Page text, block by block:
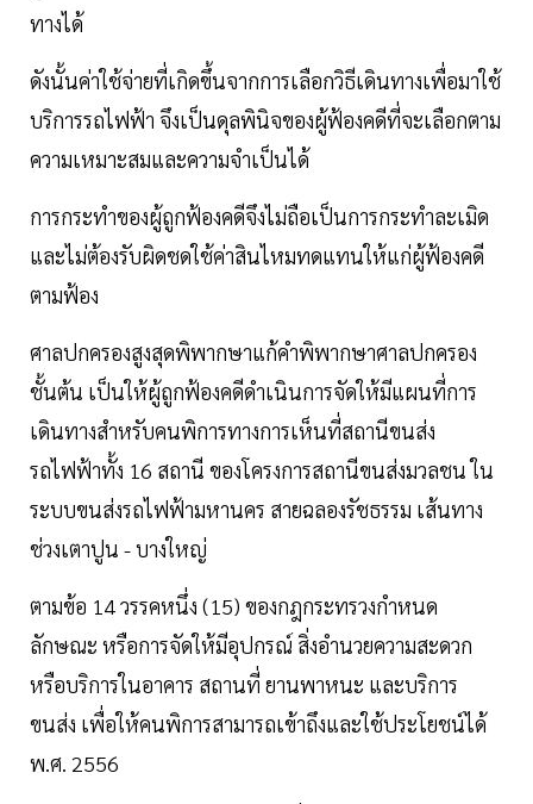
ทางได้
ดังนั้นค่าใช้จ่ายที่เกิดขึ้นจากการเลือกวิธีเดินทางเพื่อมาใช้
บริการรถไฟฟ้า จึงเป็นดุลพินิจของผู้ฟ้องคดีที่จะเลือกตาม
ความเหมาะสมและความจำเป็นได้
การกระทำของผู้ถูกฟ้องคดีจึงไม่ถือเป็นการกระทำละเมิด
และไม่ต้องรับผิดชดใช้ค่าสินไหมทดแทนให้แก่ผู้ฟ้องคดี
ตามฟ้อง
ศาลปกครองสูงสุดพิพากษาแก้คำพิพากษาศาลปกครอง
ชั้นต้น เป็นให้ผู้ถูกฟ้องคดีดำเนินการจัดให้มีแผนที่การ
เดินทางสำหรับคนพิการทางการเห็นที่สถานีขนส่ง
รถไฟฟ้าทั้ง 16 สถานี ของโครงการสถานีขนส่งมวลชน ใน
ระบบขนส่งรถไฟฟ้ามหานคร สายฉลองรัชธรรม เส้นทาง
ช่วงเตาปูน - บางใหญ่
ตามข้อ 14 วรรคหนึ่ง (15) ของกฎกระทรวงกำหนด
ลักษณะ หรือการจัดให้มีอุปกรณ์ สิ่งอำนวยความสะดวก
หรือบริการในอาคาร สถานที่ ยานพาหนะ และบริการ
ขนส่ง เพื่อให้คนพิการสามารถเข้าถึงและใช้ประโยชน์ได้
พ.ศ. 2556